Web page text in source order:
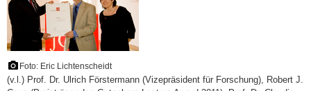
Foto: Eric Lichtenscheidt
(v.l.) Prof. Dr. Ulrich Förstermann (Vizepräsident für Forschung), Robert J.